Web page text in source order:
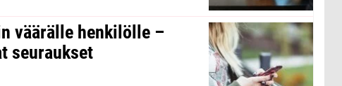
väärälle henkilölle –
seuraukset